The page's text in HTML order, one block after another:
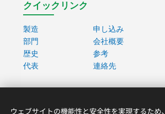
クイックリンク
製造
申し込み
部門
会社概要
歴史
参考
代表
連絡先
ウェブサイトの機能性と安全性を実現するた